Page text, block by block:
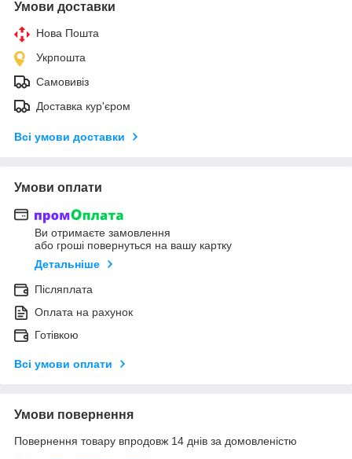
Умови доставки
Нова Пошта
Укрпошта
Самовивіз
Доставка кур'єром
Всі умови доставки
Умови оплати
Ви отримаєте замовлення
або гроші повернуться на вашу картку
Детальніше
Післяплата
Оплата на рахунок
Готівкою
Всі умови оплати
Умови повернення
Повернення товару впродовж 14 днів за домовленістю